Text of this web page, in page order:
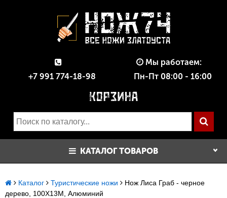
+7 991 774-18-98
Мы работаем:
Пн-Пт 08:00 - 16:00
КАТАЛОГ ТОВАРОВ
Каталог Туристические ножи
Нож Лиса Граб - черное
дерево, 100Х13М, Алюминий